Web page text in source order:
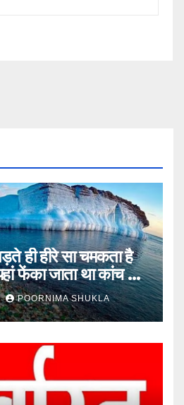
ही हीरे सा चमकता है
फेंका जाता था कांच का
POORNIMA SHUKLA